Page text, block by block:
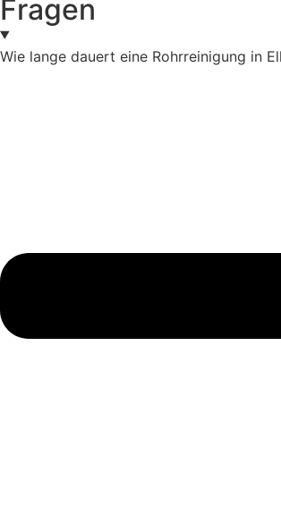
Fragen
Wie lange dauert eine Rohrreinigung in